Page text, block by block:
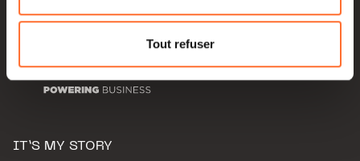
Pour de plus amples informations sur la manière dont
nous utilisons lescookies et sommes amenés à traiter
Charte d’usage des cookieset notrePolitique de
Tout refuser
IT’S MY STORY